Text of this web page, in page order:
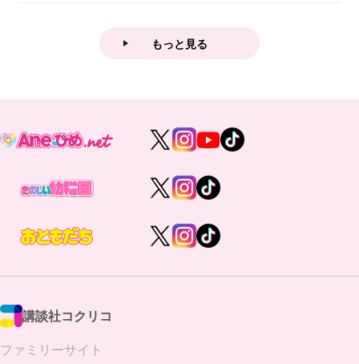
もっと見る
講談社コクリコ
ファミリーサイト